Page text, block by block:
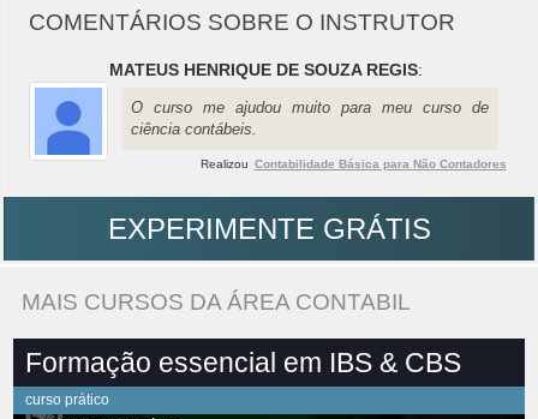
COMENTÁRIOS SOBRE O INSTRUTOR
MATEUS HENRIQUE DE SOUZA REGIS:
O curso me ajudou muito para meu curso de
ciência contábeis.
Realizou Contabilidade Básica para Não Contadores
EXPERIMENTE GRÁTIS
MAIS CURSOS DA ÁREA CONTABIL
Formação essencial em IBS & CBS
curso prático